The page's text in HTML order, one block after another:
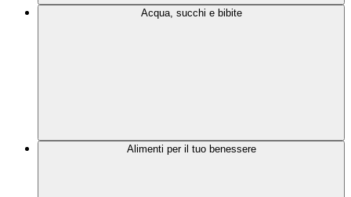
Acqua, succhi e bibite
Alimenti per il tuo benessere